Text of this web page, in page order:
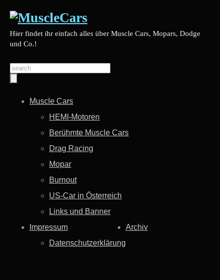
Hier findet ihr einfach alles über Muscle Cars, Mopars, Dodge
und Co.!
Muscle Cars
HEMI-Motoren
Berühmte Muscle Cars
Drag Racing
Mopar
Burnout
US-Car in Österreich
Links und Banner
Impressum
Datenschutzerklärung
Archiv